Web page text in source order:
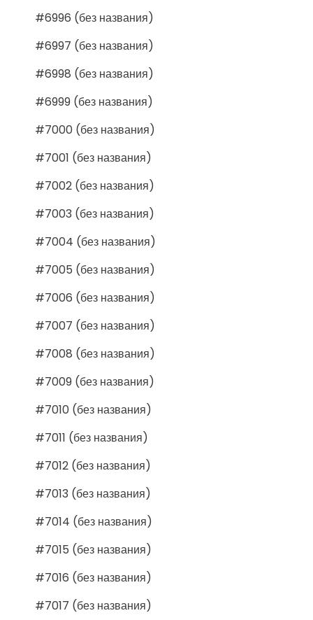
#6996 (без названия)
#6997 (без названия)
#6998 (без названия)
#6999 (без названия)
#7000 (без названия)
#7001 (без названия)
#7002 (без названия)
#7003 (без названия)
#7004 (без названия)
#7005 (без названия)
#7006 (без названия)
#7007 (без названия)
#7008 (без названия)
#7009 (без названия)
#7010 (без названия)
#7011 (без названия)
#7012 (без названия)
#7013 (без названия)
#7014 (без названия)
#7015 (без названия)
#7016 (без названия)
#7017 (без названия)